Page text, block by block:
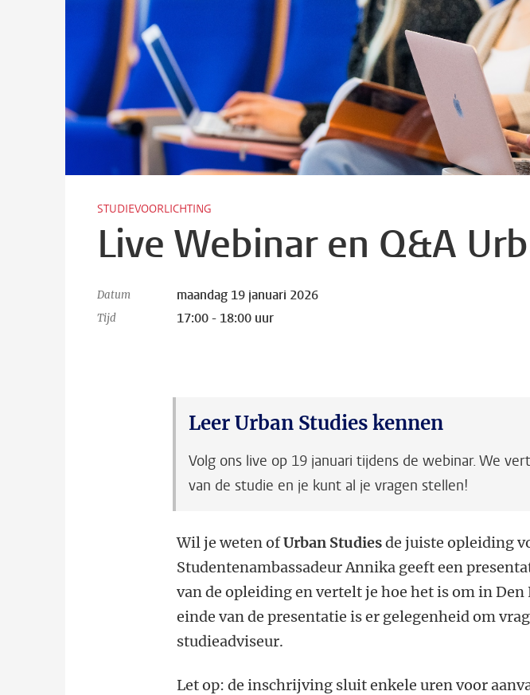
STUDIEVOORLICHTING
Live Webinar en Q&A
Datum maandag 19 januari 2026
Tijd 17:00 - 18:00 uur
Leer Urban Studies kennen
Volg ons live op 19 januari tijdens de webinar. We
van de studie en je kunt al je vragen stellen!
Wil je weten ofUrban Studiesde juiste opleiding
Studentenambassadeur Annika geeft een
van de opleiding en vertelt je hoe het is om in Den
einde van de presentatie is er gelegenheid om
studieadviseur.
Let op: de inschrijving sluit enkele uren voor